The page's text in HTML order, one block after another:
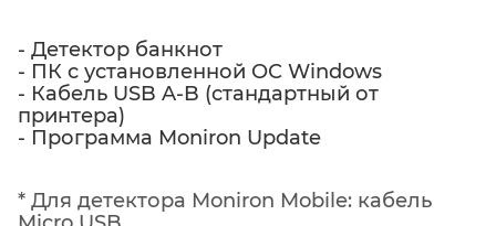
- Детектор банкнот
- ПК с установленной ОС Windows
- Кабель USB A-B (стандартный от
принтера)
- Программа Moniron Update
* Для детектора Moniron Mobile: кабель